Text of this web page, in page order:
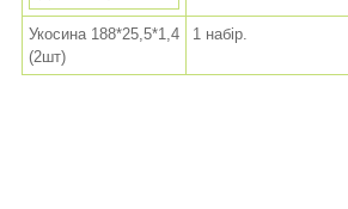
Укосина 188*25,5*1,4
(2шт)
1 набір.